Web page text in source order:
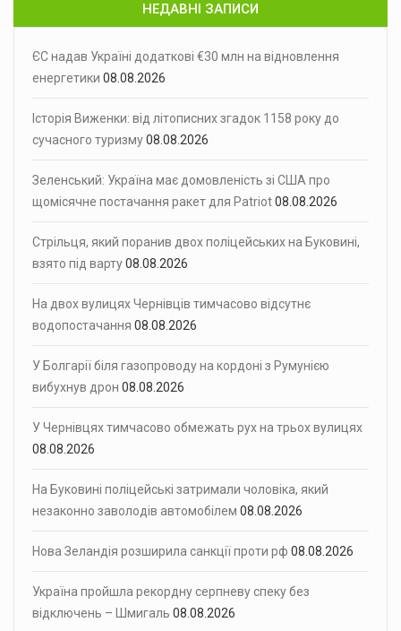
НЕДАВНІ ЗАПИСИ
ЄС надав Україні додаткові €30 млн на відновлення
енергетики 08.08.2026
Історія Виженки: від літописних згадок 1158 року до
сучасного туризму08.08.2026
Зеленський: Україна має домовленість зі США про
щомісячне постачання ракет для Patriot08.08.2026
Стрільця, який поранив двох поліцейських на Буковині,
взято під варту08.08.2026
На двох вулицях Чернівців тимчасово відсутнє
водопостачання 08.08.2026
У Болгарії біля газопроводу на кордоні з Румунією
вибухнув дрон 08.08.2026
У Чернівцях тимчасово обмежать рух на трьох вулицях
08.08.2026
На Буковині поліцейські затримали чоловіка, який
незаконно заволодів автомобілем 08.08.2026
Нова Зеландія розширила санкції проти рф 08.08.2026
Україна пройшла рекордну серпневу спеку без
відключень – Шмигаль 08.08.2026